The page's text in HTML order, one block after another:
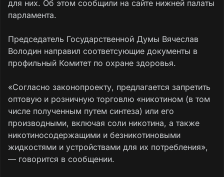
для них. Об этом сообщили на сайте нижней палаты
парламента.
Председатель Государственной Думы Вячеслав
Володин направил соответсующие документы в
профильный Комитет по охране здоровья.
«Согласно законопроекту, предлагается запретить
оптовую и розничную торговлю «никотином (в том
числе полученным путем синтеза) или его
производными, включая соли никотина, а также
никотиносодержащими и безникотиновыми
жидкостями и устройствами для их потребления»,
— говорится в сообщении.